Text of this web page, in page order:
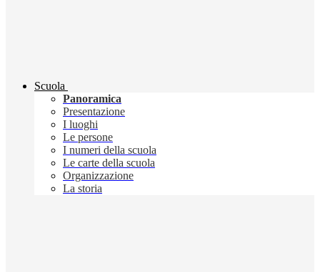
Scuola
Panoramica
Presentazione
I luoghi
Le persone
I numeri della scuola
Le carte della scuola
Organizzazione
La storia